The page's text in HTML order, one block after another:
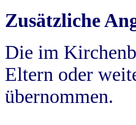
Zusätzliche
Die im
Eltern oder
übernommen.